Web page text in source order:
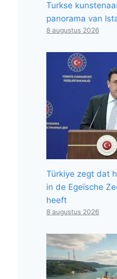
Turkse
panorama van
8 augustus 2026
Türkiye zegt dat
in de Egeïsche
heeft
8 augustus 2026